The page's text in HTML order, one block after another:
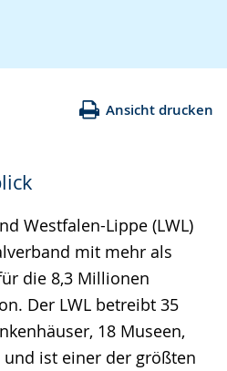
Ansicht drucken
Westfalen-Lippe (LWL)
mit mehr als
die 8,3 Millionen
Der LWL betreibt 35
18 Museen,
und ist einer der größten